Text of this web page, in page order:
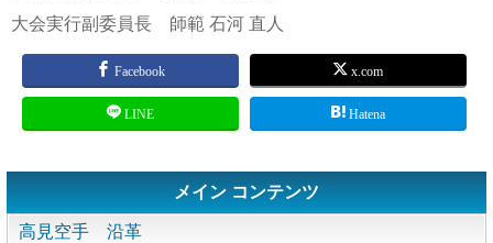
大会実行副委員長 師範 石河 直人
Facebook x.com
LINE Hatena
メイン コンテンツ
高見空手 沿革